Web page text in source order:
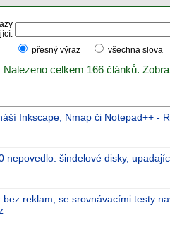
přesný výraz
všechna slova
Nalezeno celkem 166 článků.
Inkscape, Nmap či Notepad++ -
nepovedlo: šindelové disky,
bez reklam, se srovnávacími testy